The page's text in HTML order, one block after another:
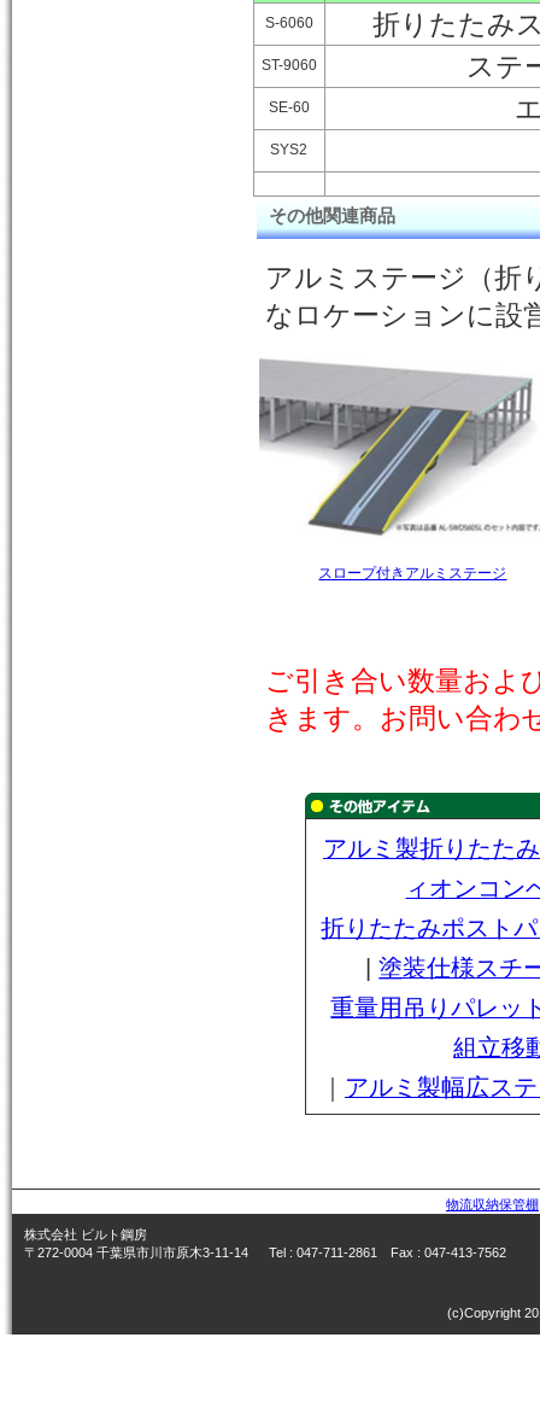
S-6060 折りたたみ
ST-9060 ステ
SE-60
SYS2
その他関連商品
アルミステージ（折
なロケーションに設
スロープ付きアルミステージ
ご引き合い数量およ
きます。お問い合わ
アルミ製折りたた
ィオンコン
折りたたみポスト
|塗装仕様スチ
重量用吊りパレッ
組立移
アルミ製幅広ス
物流収納保管棚
株式会社 ビルト鋼房
〒272-0004 千葉県市川市原木3-11-14 Tel : 047-711-2861 Fax : 047-413-7562
(c)Copyright